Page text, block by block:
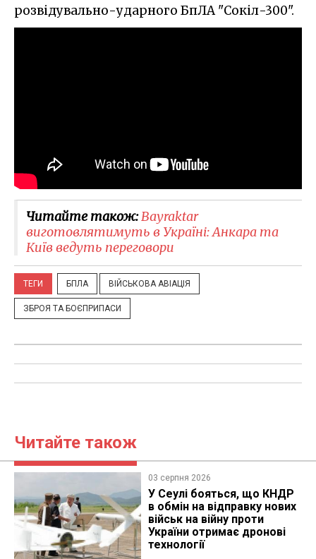
розвідувально-ударного БпЛА "Сокіл-300".
Читайте також:Bayraktar
виготовлятимуть в Україні: Анкара та
Київ ведуть переговори
ТЕГИ БПЛА ВІЙСЬКОВА АВІАЦІЯ
ЗБРОЯ ТА БОЄПРИПАСИ
Читайте також
03 серпня 2026
У Сеулі бояться, що КНДР
в обмін на відправку нових
військ на війну проти
України отримає дронові
технології